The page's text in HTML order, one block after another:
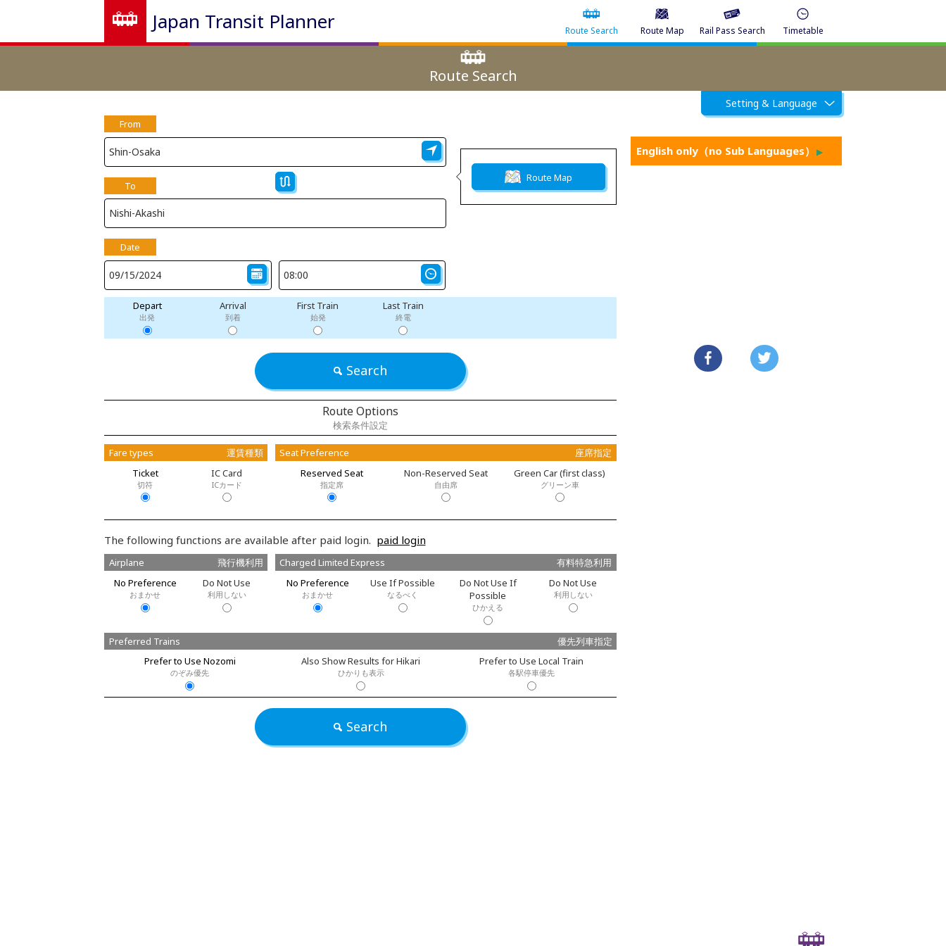
Japan Transit Planner Route Search Route Map Rail Pass Search Timetable
Route Search
Setting & Language
From
To
Route Map
Date
Depart
出発
Arrival
到着
First Train
始発
Last Train
終電
Search
Route Options
検索条件設定
Fare types
運賃種類
Ticket
切符
IC Card
ICカード
Seat Preference
座席指定
Reserved Seat
指定席
Non-Reserved Seat
自由席
Green Car (first class)
グリーン車
The following functions are available after paid login. paid login
Airplane
飛行機利用
No Preference
おまかせ
Do Not Use
利用しない
Charged Limited Express
有料特急利用
No Preference
おまかせ
Use If Possible
なるべく
Do Not Use If
Possible
ひかえる
Do Not Use
利用しない
Preferred Trains
優先列車指定
Prefer to Use Nozomi
のぞみ優先
Also Show Results for Hikari
ひかりも表示
Prefer to Use Local Train
各駅停車優先
Search
English only（no Sub Languages） ▶